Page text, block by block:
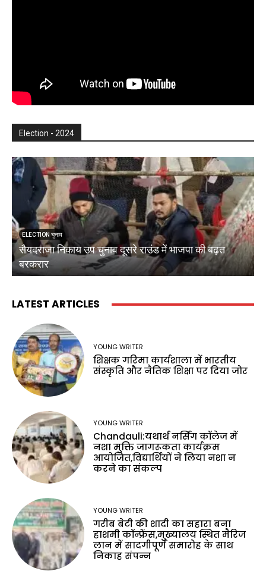
Election - 2024
ELECTION चुनाव
सैयदराजा निकाय उप चुनाव दूसरे राउंड में भाजपा की बढ़त
बरकरार
LATEST ARTICLES
YOUNG WRITER
शिक्षक गरिमा कार्यशाला में भारतीय
संस्कृति और नैतिक शिक्षा पर दिया जोर
YOUNG WRITER
Chandauli:यथार्थ नर्सिंग कॉलेज में
नशा मुक्ति जागरूकता कार्यक्रम
आयोजित,विद्यार्थियों ने लिया नशा न
करने का संकल्प
YOUNG WRITER
गरीब बेटी की शादी का सहारा बना
हाशमी कॉन्फ्रेंस,मुख्यालय स्थित मैरिज
लान में सादगीपूर्ण समारोह के साथ
निकाह संपन्न